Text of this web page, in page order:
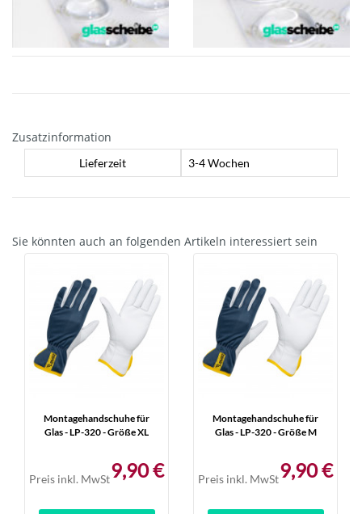
Zusatzinformation
Lieferzeit 3-4 Wochen
Sie könnten auch an folgenden Artikeln interessiert sein
Montagehandschuhe für
Glas - LP-320 - Größe XL
Preis inkl. MwSt9,90 €
Montagehandschuhe für
Glas - LP-320 - Größe M
Preis inkl. MwSt9,90 €